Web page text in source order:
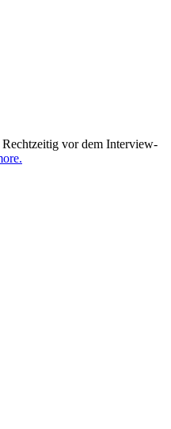
vor dem Interview-